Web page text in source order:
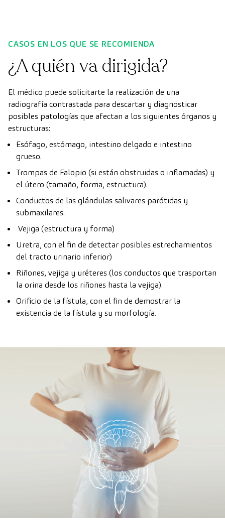
CASOS EN LOS QUE SE RECOMIENDA
¿A quién va dirigida?
El médico puede solicitarte la realización de una
radiografía contrastada para descartar y diagnosticar
posibles patologías que afectan a los siguientes órganos y
estructuras:
Esófago, estómago, intestino delgado e intestino
grueso.
Trompas de Falopio (si están obstruidas o inflamadas) y
el útero (tamaño, forma, estructura).
Conductos de las glándulas salivares parótidas y
submaxilares.
Vejiga (estructura y forma)
Uretra, con el fin de detectar posibles estrechamientos
del tracto urinario inferior)
Riñones, vejiga y uréteres (los conductos que trasportan
la orina desde los riñones hasta la vejiga).
Orificio de la fístula, con el fin de demostrar la
existencia de la fístula y su morfología.